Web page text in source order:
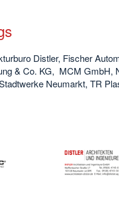
Distler, Fischer
& Co. KG, MCM GmbH,
Neumarkt, TR